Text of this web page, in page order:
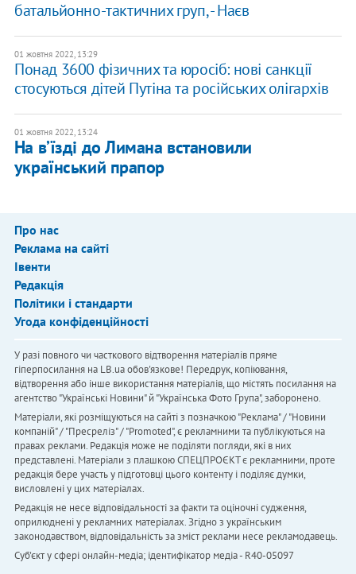
батальйонно-тактичних груп, - Наєв
01 жовтня 2022, 13:29
Понад 3600 фізичних та юросіб: нові санкції
стосуються дітей Путіна та російських олігархів
01 жовтня 2022, 13:24
На вʼїзді до Лимана встановили
український прапор
Про нас
Реклама на сайті
Івенти
Редакція
Політики і стандарти
Угода конфіденційності
У разі повного чи часткового відтворення матеріалів пряме
гіперпосилання на LB.ua обов'язкове! Передрук, копіювання,
відтворення або інше використання матеріалів, що містять посилання на
агентство "Українськi Новини" й "Українська Фото Група", заборонено.
Матеріали, які розміщуються на сайті з позначкою "Реклама" / "Новини
компаній" / "Пресреліз" / "Promoted", є рекламними та публікуються на
правах реклами. Редакція може не поділяти погляди, які в них
представлені. Матеріали з плашкою СПЕЦПРОЄКТ є рекламними, проте
редакція бере участь у підготовці цього контенту і поділяє думки,
висловлені у цих матеріалах.
Редакція не несе відповідальності за факти та оціночні судження,
оприлюднені у рекламних матеріалах. Згідно з українським
законодавством, відповідальність за зміст реклами несе рекламодавець.
Cуб'єкт у сфері онлайн-медіа; ідентифікатор медіа - R40-05097